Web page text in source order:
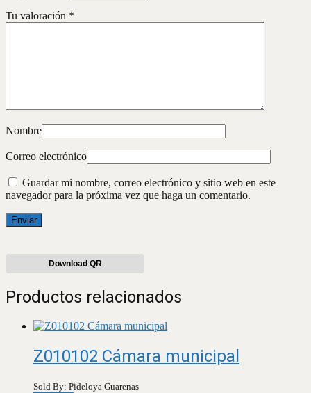
Tu valoración *
Nombre
Correo electrónico
Guardar mi nombre, correo electrónico y sitio web en este
navegador para la próxima vez que haga un comentario.
Download QR
Productos relacionados
Z010102 Cámara municipal
Sold By: Pideloya Guarenas